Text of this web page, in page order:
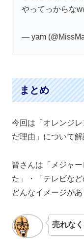
やってっからな
— yam
まとめ
今回は「オレンジ
だ理由」について解
皆さんは「メジャ
た」・「テレビな
どんなイメージがあ
売れな